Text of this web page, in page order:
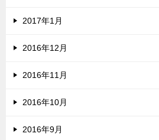
2017年1月
2016年12月
2016年11月
2016年10月
2016年9月